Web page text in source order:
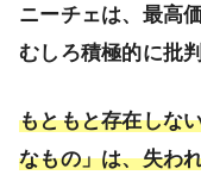
ニーチェは、最高
むしろ積極的に批
もともと存在しな
なもの」は、失わ